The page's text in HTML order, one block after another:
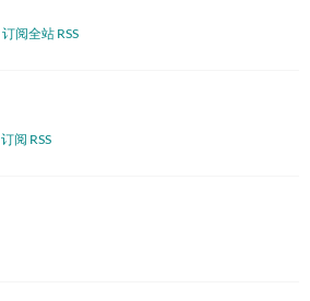
订阅全站 RSS
订阅 RSS